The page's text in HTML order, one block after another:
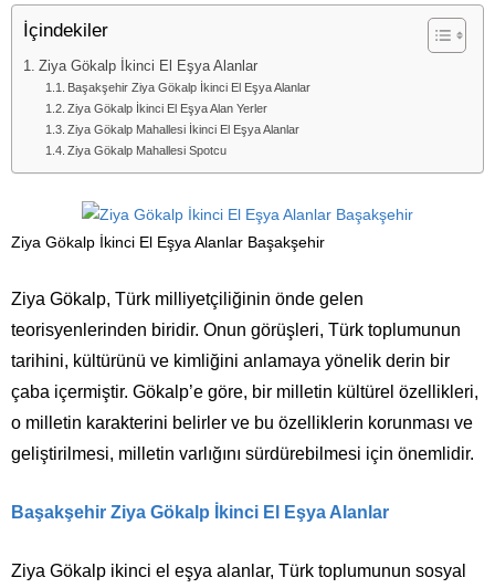
İçindekiler
Ziya Gökalp İkinci El Eşya Alanlar
Başakşehir Ziya Gökalp İkinci El Eşya Alanlar
Ziya Gökalp İkinci El Eşya Alan Yerler
Ziya Gökalp Mahallesi İkinci El Eşya Alanlar
Ziya Gökalp Mahallesi Spotcu
Ziya Gökalp İkinci El Eşya Alanlar Başakşehir
Ziya Gökalp, Türk milliyetçiliğinin önde gelen
teorisyenlerinden biridir. Onun görüşleri, Türk toplumunun
tarihini, kültürünü ve kimliğini anlamaya yönelik derin bir
çaba içermiştir. Gökalp’e göre, bir milletin kültürel özellikleri,
o milletin karakterini belirler ve bu özelliklerin korunması ve
geliştirilmesi, milletin varlığını sürdürebilmesi için önemlidir.
Başakşehir Ziya Gökalp İkinci El Eşya Alanlar
Ziya Gökalp ikinci el eşya alanlar, Türk toplumunun sosyal